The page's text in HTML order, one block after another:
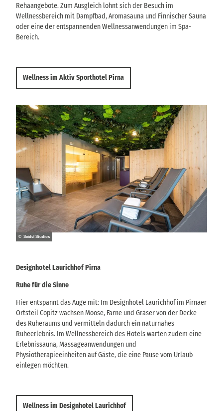
Rehaangebote. Zum Ausgleich lohnt sich der Besuch im
Wellnessbereich mit Dampfbad, Aromasauna und Finnischer Sauna
oder eine der entspannenden Wellnessanwendungen im Spa-
Bereich.
Wellness im Aktiv Sporthotel Pirna
© Seidel Studios
Designhotel Laurichhof Pirna
Ruhe für die Sinne
Hier entspannt das Auge mit: Im Designhotel Laurichhof im Pirnaer
Ortsteil Copitz wachsen Moose, Farne und Gräser von der Decke
des Ruheraums und vermitteln dadurch ein naturnahes
Ruheerlebnis. Im Wellnessbereich des Hotels warten zudem eine
Erlebnissauna, Massageanwendungen und
Physiotherapieeinheiten auf Gäste, die eine Pause vom Urlaub
einlegen möchten.
Wellness im Designhotel Laurichhof